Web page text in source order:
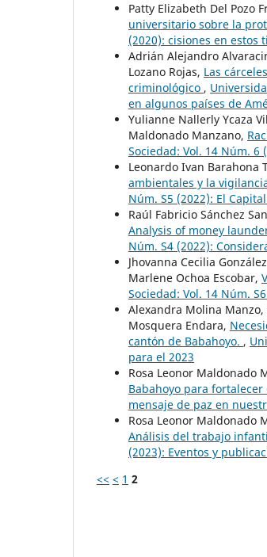
Patty Elizabeth Del Pozo
universitario sobre la
(2020): cisiones en
Adrián Alejandro
Lozano Rojas, Las
criminológico ,
en algunos países de
Yulianne Nallerly Ycaza
Maldonado Manzano,
Sociedad: Vol. 14 Núm.
Leonardo Ivan Barahona
ambientales y la
Núm. S5 (2022): El
Raúl Fabricio Sánchez
Analysis of money
Núm. S4 (2022):
Jhovanna Cecilia
Marlene Ochoa Escobar,
Sociedad: Vol. 14 Núm.
Alexandra Molina
Mosquera Endara,
cantón de Babahoyo. ,
para el 2023
Rosa Leonor Maldonado
Babahoyo para
mensaje de paz en
Rosa Leonor Maldonado
Análisis del trabajo
(2023): Eventos y
<< < 1 2